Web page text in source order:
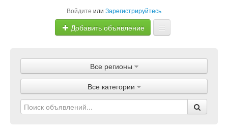
Войдите или Зарегистрируйтесь
Добавить объявление
Объявления
Магазины
Услуги
Все регионы
Все категории